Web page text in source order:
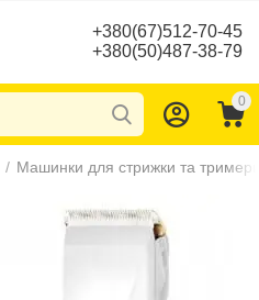
+380(67)512-70-45
+380(50)487-38-79
0
/ Машинки для стрижки та